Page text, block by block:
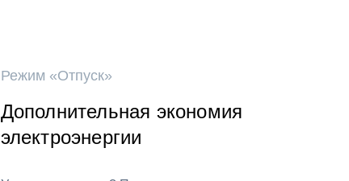
Режим «Отпуск»
Дополнительная экономия
электроэнергии